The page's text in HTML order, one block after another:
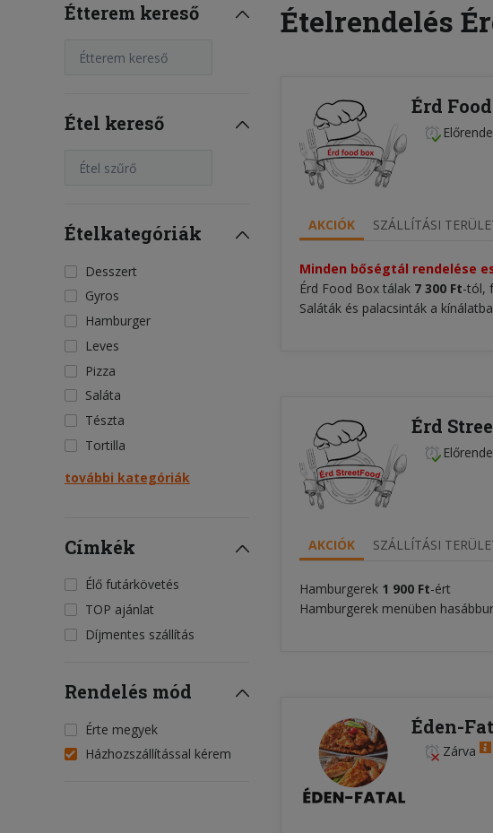
Étterem kereső
Étterem kereső
Étel kereső
Étel szűrő
Ételkategóriák
Desszert
Gyros
Hamburger
Leves
Pizza
Saláta
Tészta
Tortilla
további kategóriák
Címkék
Élő futárkövetés
TOP ajánlat
Díjmentes szállítás
Rendelés mód
Érte megyek
Házhozszállítással kérem
Ételrendelés
Érd
AKCIÓK SZÁLLÍTÁSI
Minden bőségtál rendelése
Érd Food Box tálak 7 300 Ft-tól,
Saláták és palacsinták a
Érd
AKCIÓK SZÁLLÍTÁSI
Hamburgerek 1 900 Ft-ért
Hamburgerek menüben
Éden-
Zárva